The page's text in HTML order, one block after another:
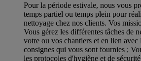
Pour la période estivale, nous vous
temps partiel ou temps plein pour
nettoyage chez nos clients. Vos
Vous gérez les différentes tâches de
votre ou vos chantiers et en lien avec
consignes qui vous sont fournies ;
les protocoles d'hygiène et de